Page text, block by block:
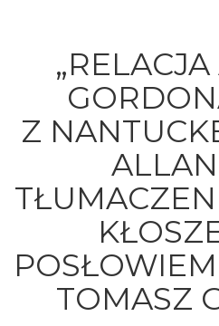
opatrzył
Tomasz
Gałązka
Biblioteka
Publiczna
Z
TOMASZ